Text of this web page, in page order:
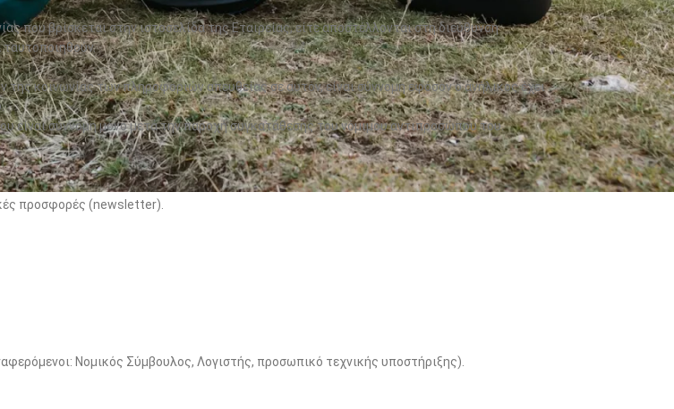
βρίσκεται στην ιστοσελίδα της Εταιρείας, είτε αποστέλλονται στη διεύθυνση
κοινωνίας των πληροφοριών απευθείας σε αυτόν, είναι σύννομη εφόσον ο ανήλικος έχει
είναι σύννομη μόνο μετά την παροχή συγκατάθεσης του νόμιμου αντιπροσώπου του.
προσφορές (newsletter).
Νομικός Σύμβουλος, Λογιστής, προσωπικό τεχνικής υποστήριξης).